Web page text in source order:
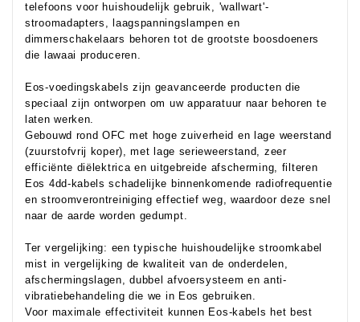
telefoons voor huishoudelijk gebruik, 'wallwart'-
stroomadapters, laagspanningslampen en
dimmerschakelaars behoren tot de grootste boosdoeners
die lawaai produceren.
Eos-voedingskabels zijn geavanceerde producten die
speciaal zijn ontworpen om uw apparatuur naar behoren te
laten werken.
Gebouwd rond OFC met hoge zuiverheid en lage weerstand
(zuurstofvrij koper), met lage serieweerstand, zeer
efficiënte diëlektrica en uitgebreide afscherming, filteren
Eos 4dd-kabels schadelijke binnenkomende radiofrequentie
en stroomverontreiniging effectief weg, waardoor deze snel
naar de aarde worden gedumpt.
Ter vergelijking: een typische huishoudelijke stroomkabel
mist in vergelijking de kwaliteit van de onderdelen,
afschermingslagen, dubbel afvoersysteem en anti-
vibratiebehandeling die we in Eos gebruiken.
Voor maximale effectiviteit kunnen Eos-kabels het best